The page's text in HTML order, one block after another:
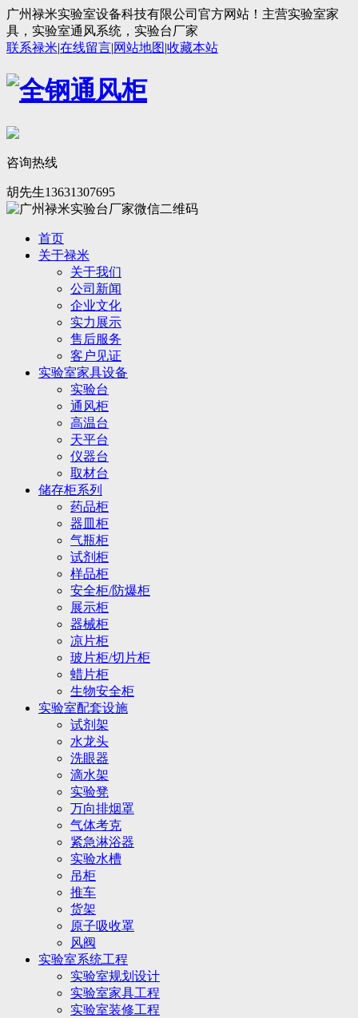
广州禄米实验室设备科技有限公司官方网站！主营实验室家
具，实验室通风系统，实验台厂家
联系禄米|在线留言|网站地图 |收藏本站
咨询热线
胡先生13631307695
首页
关于禄米
关于我们
公司新闻
企业文化
实力展示
售后服务
客户见证
实验室家具设备
实验台
通风柜
高温台
天平台
仪器台
取材台
储存柜系列
药品柜
器皿柜
气瓶柜
试剂柜
样品柜
安全柜/防爆柜
展示柜
器械柜
凉片柜
玻片柜/切片柜
蜡片柜
生物安全柜
实验室配套设施
试剂架
水龙头
洗眼器
滴水架
实验凳
万向排烟罩
气体考克
紧急淋浴器
实验水槽
吊柜
推车
货架
原子吸收罩
风阀
实验室系统工程
实验室规划设计
实验室家具工程
实验室装修工程